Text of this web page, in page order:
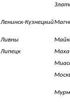
Ленинск-Кузнецкий
Ливны
Липецк